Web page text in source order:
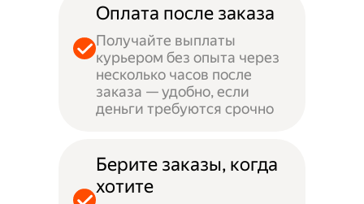
Оплата после заказа
Получайте выплаты
курьером без опыта через
несколько часов после
заказа — удобно, если
деньги требуются срочно
Берите заказы, когда
хотите